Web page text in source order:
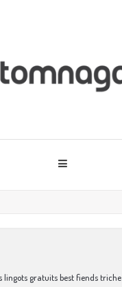
lingots gratuits best fiends triche